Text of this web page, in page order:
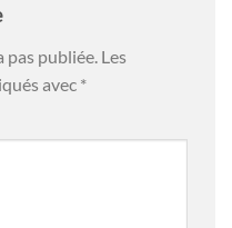
pas publiée. Les
avec *